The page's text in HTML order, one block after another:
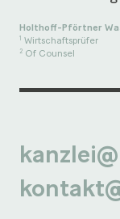
Holthoff-Pförtner
1 Wirtschaftsprüfer
2 Of Counsel